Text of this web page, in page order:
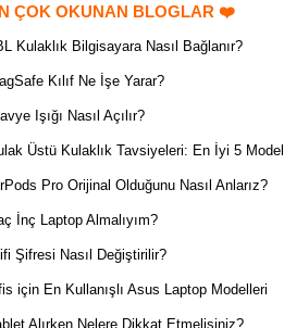
ÇOK OKUNAN BLOGLAR ❤️
Kulaklık Bilgisayara Nasıl Bağlanır?
Kılıf Ne İşe Yarar?
Işığı Nasıl Açılır?
Üstü Kulaklık Tavsiyeleri: En İyi 5 Model
Pro Orijinal Olduğunu Nasıl Anlarız?
İnç Laptop Almalıyım?
Şifresi Nasıl Değiştirilir?
için En Kullanışlı Asus Laptop Modelleri
Alırken Nelere Dikkat Etmelisiniz?